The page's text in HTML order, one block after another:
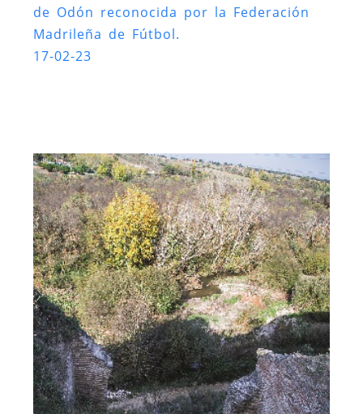
de Odón reconocida por la Federación
Madrileña de Fútbol.
17-02-23